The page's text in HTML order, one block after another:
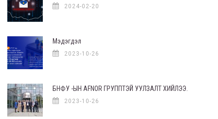
2024-02-20
Мэдэгдэл
2023-10-26
БНФУ -ЫН AFNOR ГРУППТЭЙ УУЛЗАЛТ ХИЙЛЭЭ.
2023-10-26